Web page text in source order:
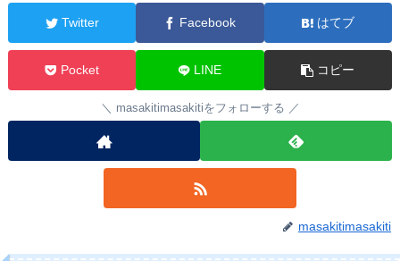
Twitter Facebook はてブ
Pocket LINE コピー
masakitimasakitiをフォローする
masakitimasakiti